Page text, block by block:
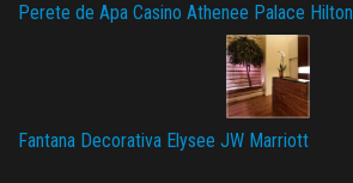
Perete de Apa Casino Athenee Palace Hilton
Fantana Decorativa Elysee JW Marriott